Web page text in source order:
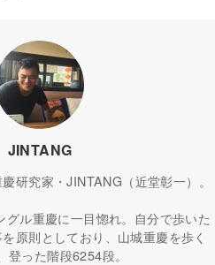
JINTANG
研究家・JINTANG（近堂彰一）。
グル重慶に一目惚れ。自分で歩いた
原則としており、山城重慶を歩く
った階段6254段。